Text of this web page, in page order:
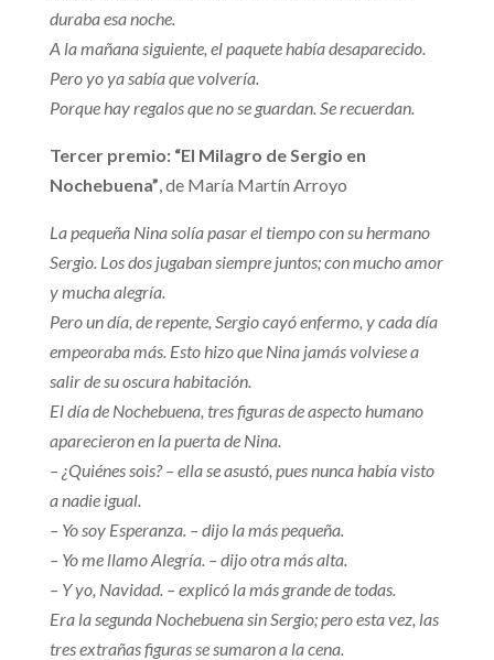
duraba esa noche.
A la mañana siguiente, el paquete había desaparecido.
Pero yo ya sabía que volvería.
Porque hay regalos que no se guardan. Se recuerdan.
Tercer premio: “El Milagro de Sergio en
Nochebuena” , de María Martín Arroyo
La pequeña Nina solía pasar el tiempo con su hermano
Sergio. Los dos jugaban siempre juntos; con mucho amor
y mucha alegría.
Pero un día, de repente, Sergio cayó enfermo, y cada día
empeoraba más. Esto hizo que Nina jamás volviese a
salir de su oscura habitación.
El día de Nochebuena, tres figuras de aspecto humano
aparecieron en la puerta de Nina.
– ¿Quiénes sois? – ella se asustó, pues nunca había visto
a nadie igual.
– Yo soy Esperanza. – dijo la más pequeña.
– Yo me llamo Alegría. – dijo otra más alta.
– Y yo, Navidad. – explicó la más grande de todas.
Era la segunda Nochebuena sin Sergio; pero esta vez, las
tres extrañas figuras se sumaron a la cena.